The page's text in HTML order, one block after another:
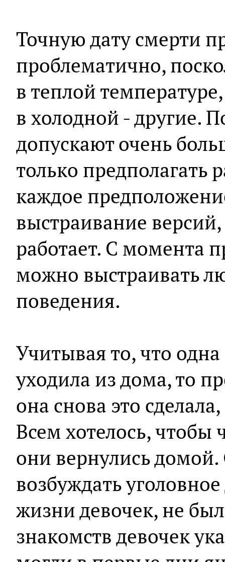
Точную дату смерти
проблематично,
в теплой
в холодной - другие.
допускают очень
только
каждое
выстраивание
работает. С момента
можно выстраивать
поведения.
Учитывая то, что
уходила из дома, то
она снова это
Всем хотелось, чтобы
они вернулись
возбуждать
жизни девочек, не
знакомств девочек